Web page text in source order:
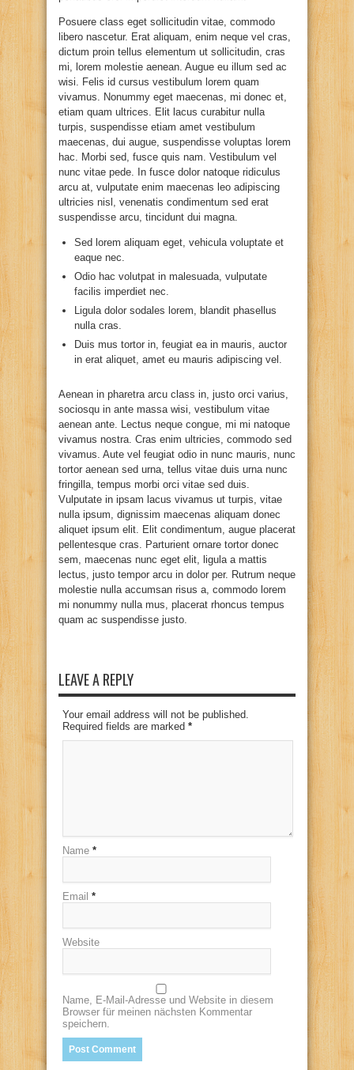
Posuere class eget sollicitudin vitae, commodo
libero nascetur. Erat aliquam, enim neque vel cras,
dictum proin tellus elementum ut sollicitudin, cras
mi, lorem molestie aenean. Augue eu illum sed ac
wisi. Felis id cursus vestibulum lorem quam
vivamus. Nonummy eget maecenas, mi donec et,
etiam quam ultrices. Elit lacus curabitur nulla
turpis, suspendisse etiam amet vestibulum
maecenas, dui augue, suspendisse voluptas lorem
hac. Morbi sed, fusce quis nam. Vestibulum vel
nunc vitae pede. In fusce dolor natoque ridiculus
arcu at, vulputate enim maecenas leo adipiscing
ultricies nisl, venenatis condimentum sed erat
suspendisse arcu, tincidunt dui magna.
Sed lorem aliquam eget, vehicula voluptate et
eaque nec.
Odio hac volutpat in malesuada, vulputate
facilis imperdiet nec.
Ligula dolor sodales lorem, blandit phasellus
nulla cras.
Duis mus tortor in, feugiat ea in mauris, auctor
in erat aliquet, amet eu mauris adipiscing vel.
Aenean in pharetra arcu class in, justo orci varius,
sociosqu in ante massa wisi, vestibulum vitae
aenean ante. Lectus neque congue, mi mi natoque
vivamus nostra. Cras enim ultricies, commodo sed
vivamus. Aute vel feugiat odio in nunc mauris, nunc
tortor aenean sed urna, tellus vitae duis urna nunc
fringilla, tempus morbi orci vitae sed duis.
Vulputate in ipsam lacus vivamus ut turpis, vitae
nulla ipsum, dignissim maecenas aliquam donec
aliquet ipsum elit. Elit condimentum, augue placerat
pellentesque cras. Parturient ornare tortor donec
sem, maecenas nunc eget elit, ligula a mattis
lectus, justo tempor arcu in dolor per. Rutrum neque
molestie nulla accumsan risus a, commodo lorem
mi nonummy nulla mus, placerat rhoncus tempus
quam ac suspendisse justo.
LEAVE A REPLY
Your email address will not be published.
Required fields are marked *
Name *
Email *
Website
Name, E-Mail-Adresse und Website in diesem
Browser für meinen nächsten Kommentar
speichern.